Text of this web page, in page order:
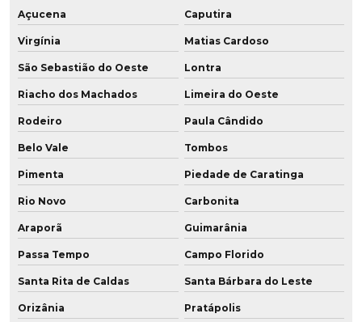
Açucena Caputira
Virgínia Matias Cardoso
São Sebastião do Oeste Lontra
Riacho dos Machados Limeira do Oeste
Rodeiro Paula Cândido
Belo Vale Tombos
Pimenta Piedade de Caratinga
Rio Novo Carbonita
Araporã Guimarânia
Passa Tempo Campo Florido
Santa Rita de Caldas Santa Bárbara do Leste
Orizânia Pratápolis